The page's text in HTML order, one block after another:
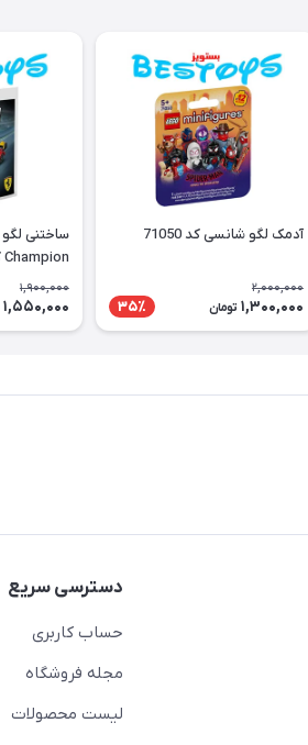
آدمک لگو شانسی کد 71050
2,000,000
1,300,000 تومان 35٪
Champion کد 30709
1,900,000
1,550,000
دسترسی سریع
حساب کاربری
مجله فروشگاه
لیست محصولات